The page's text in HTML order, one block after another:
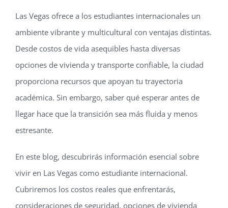
Las Vegas ofrece a los estudiantes internacionales un
ambiente vibrante y multicultural con ventajas distintas.
Desde costos de vida asequibles hasta diversas
opciones de vivienda y transporte confiable, la ciudad
proporciona recursos que apoyan tu trayectoria
académica. Sin embargo, saber qué esperar antes de
llegar hace que la transición sea más fluida y menos
estresante.
En este blog, descubrirás información esencial sobre
vivir en Las Vegas como estudiante internacional.
Cubriremos los costos reales que enfrentarás,
consideraciones de seguridad, opciones de vivienda